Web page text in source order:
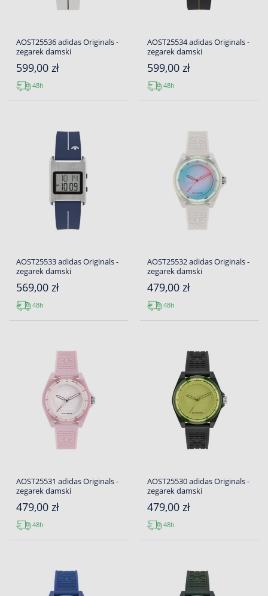
AOST25536 adidas Originals -
zegarek damski
599,00 zł
48h
AOST25534 adidas Originals -
zegarek damski
599,00 zł
48h
AOST25533 adidas Originals -
zegarek damski
569,00 zł
48h
AOST25532 adidas Originals -
zegarek damski
479,00 zł
48h
AOST25531 adidas Originals -
zegarek damski
479,00 zł
48h
AOST25530 adidas Originals -
zegarek damski
479,00 zł
48h